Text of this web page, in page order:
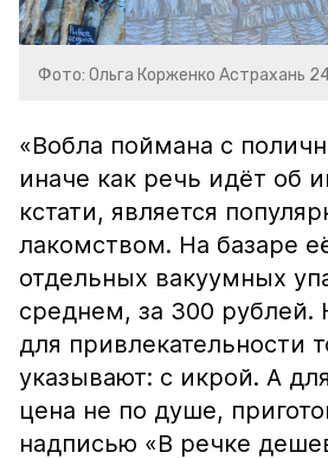
Фото: Ольга Корженко Астрахань
«Вобла поймана с
иначе как речь идёт об
кстати, является
лакомством. На базаре
отдельных вакуумных
среднем, за 300 рублей.
для привлекательности
указывают: с икрой. А
цена не по душе,
надписью «В речке